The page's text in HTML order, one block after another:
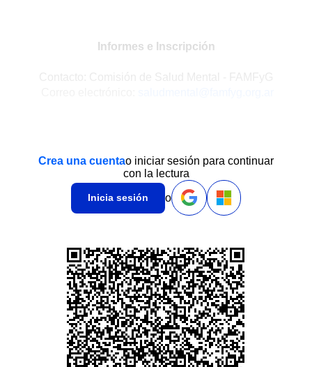
Informes e Inscripción
Crea una cuentao iniciar sesión para continuar
con la lectura
Inicia sesión o